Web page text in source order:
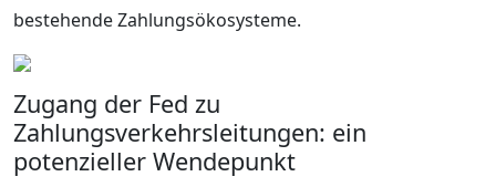
bestehende Zahlungsökosysteme.
Zugang der Fed zu
Zahlungsverkehrsleitungen: ein
potenzieller Wendepunkt